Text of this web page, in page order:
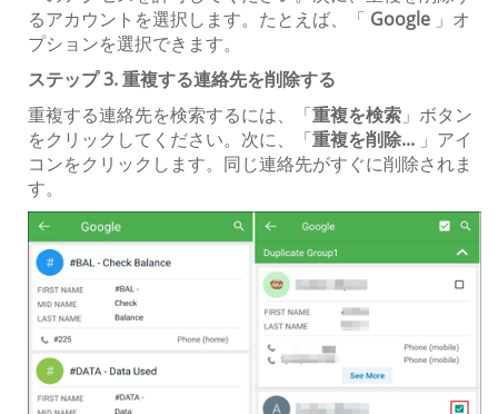
るアカウントを選択します。たとえば、「 Google 」オ
プションを選択できます。
ステップ 3. 重複する連絡先を削除する
重複する連絡先を検索するには、「重複を検索 」ボタン
をクリックしてください。次に、「重複を削除... 」アイ
コンをクリックします。同じ連絡先がすぐに削除されま
す。